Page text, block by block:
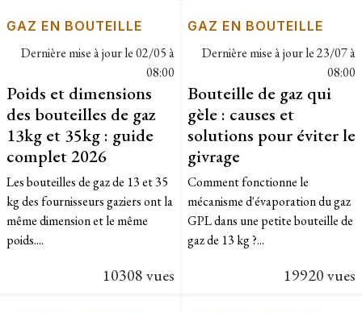
GAZ EN BOUTEILLE
Dernière mise à jour le02/05 à
08:00
Poids et dimensions
des bouteilles de gaz
13kg et 35kg : guide
complet 2026
Les bouteilles de gaz de 13 et 35
kg des fournisseurs gaziers ont la
même dimension et le même
poids....
10308 vues
GAZ EN BOUTEILLE
Dernière mise à jour le23/07 à
08:00
Bouteille de gaz qui
gèle : causes et
solutions pour éviter le
givrage
Comment fonctionne le
mécanisme d'évaporation du gaz
GPL dans une petite bouteille de
gaz de 13 kg ?...
19920 vues